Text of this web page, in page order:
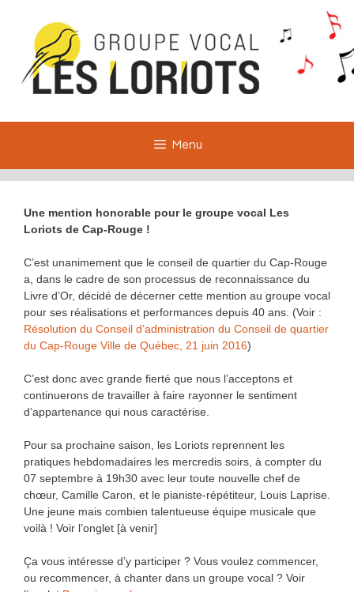
contenu
Menu
Une mention honorable pour le groupe vocal Les
Loriots de Cap-Rouge !
C’est unanimement que le conseil de quartier du Cap-Rouge
a, dans le cadre de son processus de reconnaissance du
Livre d’Or, décidé de décerner cette mention au groupe vocal
pour ses réalisations et performances depuis 40 ans. (Voir :
Résolution du Conseil d’administration du Conseil de quartier
du Cap-Rouge Ville de Québec, 21 juin 2016)
C’est donc avec grande fierté que nous l’acceptons et
continuerons de travailler à faire rayonner le sentiment
d’appartenance qui nous caractérise.
Pour sa prochaine saison, les Loriots reprennent les
pratiques hebdomadaires les mercredis soirs, à compter du
07 septembre à 19h30 avec leur toute nouvelle chef de
chœur, Camille Caron, et le pianiste-répétiteur, Louis Laprise.
Une jeune mais combien talentueuse équipe musicale que
voilà ! Voir l’onglet [à venir]
Ça vous intéresse d’y participer ? Vous voulez commencer,
ou recommencer, à chanter dans un groupe vocal ? Voir